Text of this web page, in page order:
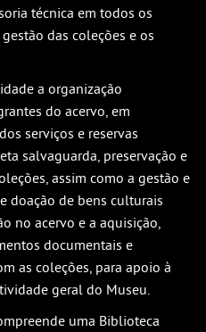
técnica em todos os
das coleções e os
a organização
do acervo, em
serviços e reservas
salvaguarda, preservação e
assim como a gestão e
doação de bens culturais
no acervo e a aquisição,
documentais e
as coleções, para apoio à
geral do Museu.
uma Biblioteca